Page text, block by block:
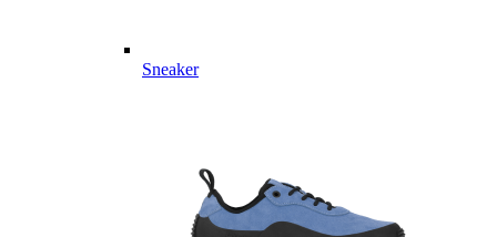
Sneaker